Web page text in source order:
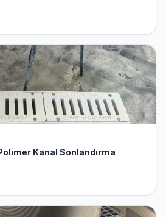
Kanal Sonlandırma